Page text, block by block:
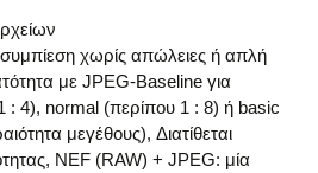
χωρίς απώλειες ή απλή
με JPEG-Baseline για
: 4), normal (περίπου 1 : 8) ή basic
μεγέθους), Διατίθεται
NEF (RAW) + JPEG: μία